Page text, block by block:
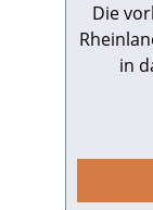
Die
in
Pfalz